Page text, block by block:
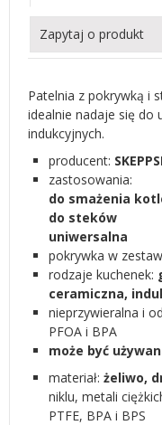
Zapytaj o produkt
Patelnia z pokrywką i
idealnie nadaje się do
indukcyjnych.
producent:
zastosowania:
do smażenia
do steków
uniwersalna
pokrywka w
rodzaje kuchenek:
ceramiczna,
nieprzywieralna i
PFOA i BPA
może być
materiał: żeliwo,
niklu, metali
PTFE, BPA i BPS